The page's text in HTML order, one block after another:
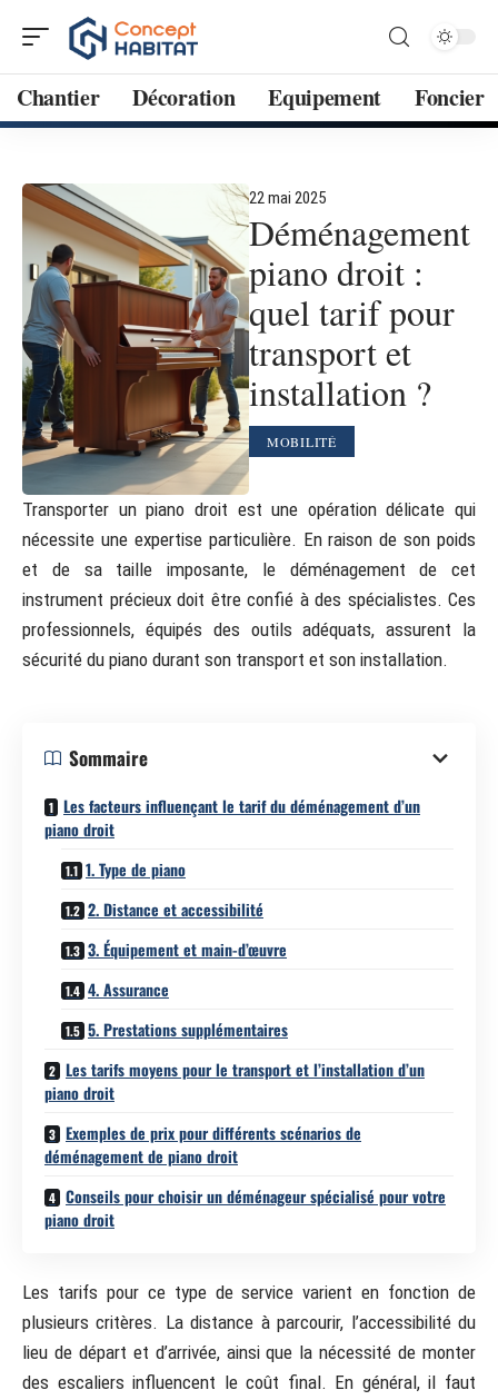
Chantier Décoration Equipement Foncier
22 mai 2025
Déménagement
piano droit :
quel tarif pour
transport et
installation ?
MOBILITÉ
Transporter un piano droit est une opération délicate qui
nécessite une expertise particulière. En raison de son poids
et de sa taille imposante, le déménagement de cet
instrument précieux doit être confié à des spécialistes. Ces
professionnels, équipés des outils adéquats, assurent la
sécurité du piano durant son transport et son installation.
Sommaire
Les facteurs influençant le tarif du déménagement d’un
piano droit
1. Type de piano
2. Distance et accessibilité
3. Équipement et main-d’œuvre
4. Assurance
5. Prestations supplémentaires
Les tarifs moyens pour le transport et l’installation d’un
piano droit
Exemples de prix pour différents scénarios de
déménagement de piano droit
Conseils pour choisir un déménageur spécialisé pour votre
piano droit
Les tarifs pour ce type de service varient en fonction de
plusieurs critères. La distance à parcourir, l’accessibilité du
lieu de départ et d’arrivée, ainsi que la nécessité de monter
des escaliers influencent le coût final. En général, il faut